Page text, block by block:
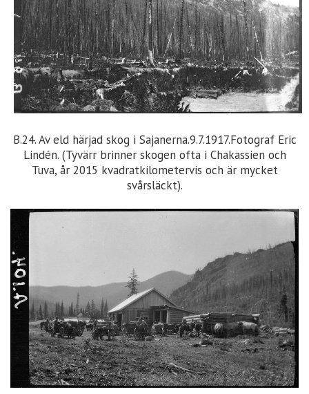
B.24. Av eld härjad skog i Sajanerna.9.7.1917.Fotograf Eric
Lindén. (Tyvärr brinner skogen ofta i Chakassien och
Tuva, år 2015 kvadratkilometervis och är mycket
svårsläckt).